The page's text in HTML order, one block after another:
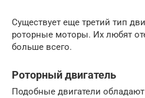
Существует еще третий тип
роторные моторы. Их любят
больше всего.
Роторный двигатель
Подобные двигатели